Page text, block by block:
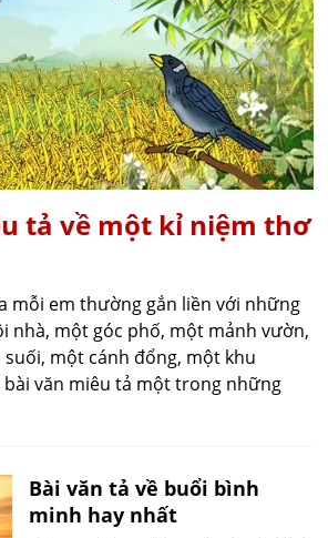
tả về một kỉ niệm thơ
mỗi em thường gắn liền với những
nhà, một góc phố, một mảnh vườn,
một cánh đổng, một khu
bài văn miêu tả một trong những
Bài văn tả về buổi bình
minh hay nhất